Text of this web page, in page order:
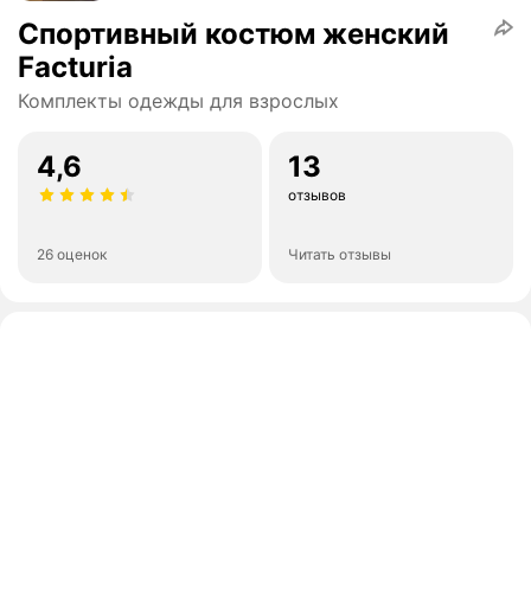
Спортивный костюм женский
Facturia
Комплекты одежды для взрослых
4,6
26 оценок
13
отзывов
Читать отзывы